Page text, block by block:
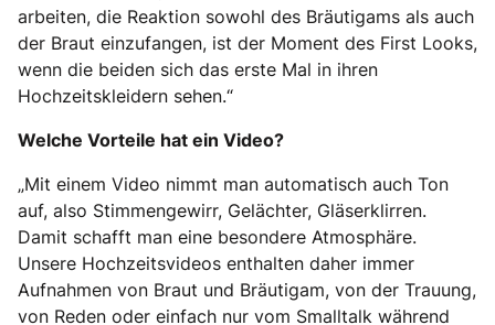
arbeiten, die Reaktion sowohl des Bräutigams als auch
der Braut einzufangen, ist der Moment des First Looks,
wenn die beiden sich das erste Mal in ihren
Hochzeitskleidern sehen.“
Welche Vorteile hat ein Video?
„Mit einem Video nimmt man automatisch auch Ton
auf, also Stimmengewirr, Gelächter, Gläserklirren.
Damit schafft man eine besondere Atmosphäre.
Unsere Hochzeitsvideos enthalten daher immer
Aufnahmen von Braut und Bräutigam, von der Trauung,
von Reden oder einfach nur vom Smalltalk während